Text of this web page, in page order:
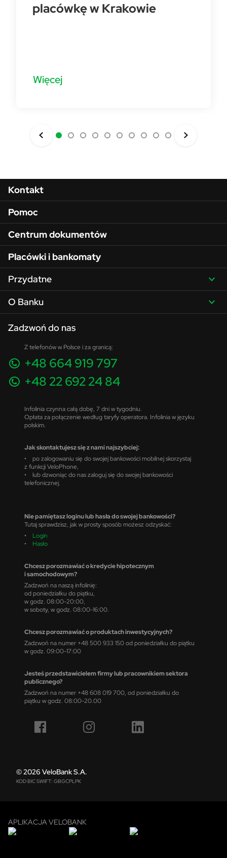
placówkę w Krakowie
Więcej
Menu w stopce
Kontakt
Pomoc
Centrum dokumentów
Placówki i bankomaty
Przydatne
O Banku
Zadzwoń do nas
Z telefonów w Polsce i za granicą:
+48 664 919 797
+48 22 692 24 84
Infolinia czynna całą dobę, 7 dni w tygodniu.
Opłata za połączenie według taryfy operatora. Infolinia w języku
polskim.
Jak skontaktujesz się z nami najszybciej:
• po zalogowaniu się do swojej bankowości mobilnej skorzystaj
z funkcji VeloPhone,
• lub dzwoniąc do nas zaloguj się do swojej bankowości
telefonicznej.
Nie pamiętasz loginu lub hasła do swojej bankowości?
Tutaj sprawdzisz, jak w prosty sposób możesz odzyskać:
• Login
• Hasło
Chcesz porozmawiać o kredycie hipotecznym
i samochodowym?
Zadzwoń na naszą infolinię:
od poniedziałku do piątku,
w godz. 08:00-20:00,
w soboty, w godz. 08:00-16:00.
Chcesz porozmawiać o produktach inwestycyjnych?
Zadzwoń na numer +48 500 933 150 od poniedziałku do piątku
w godz. 09:00-17:00
Jesteś przedstawicielem firmy lub pracownikiem sektora
publicznego?
Zadzwoń na numer +48 608 019 700, od poniedziałku do
piątku w godz. 08:00-20.00
© 2026 VeloBank S.A.
KOD BIC SWIFT: GBGCPLPK
APLIKACJA VELOBANK